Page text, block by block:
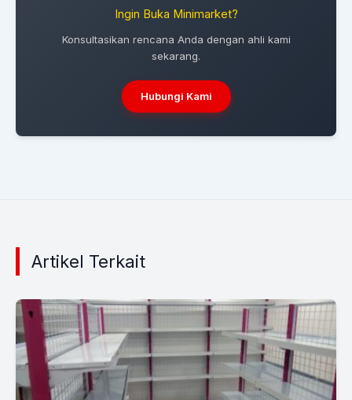
Ingin Buka Minimarket?
Konsultasikan rencana Anda dengan ahli kami
sekarang.
Hubungi Kami
Artikel Terkait